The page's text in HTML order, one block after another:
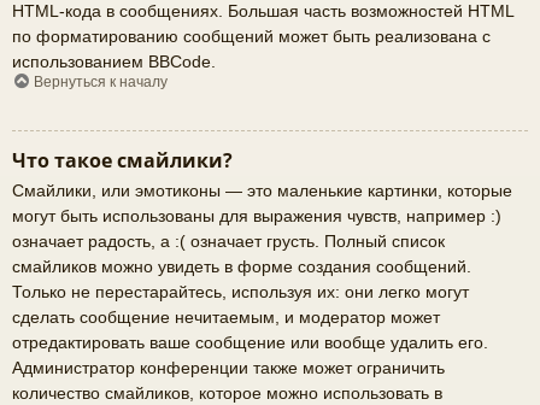
HTML-кода в сообщениях. Большая часть возможностей HTML
по форматированию сообщений может быть реализована с
использованием BBCode.
Вернуться к началу
Что такое смайлики?
Смайлики, или эмотиконы — это маленькие картинки, которые
могут быть использованы для выражения чувств, например :)
означает радость, а :( означает грусть. Полный список
смайликов можно увидеть в форме создания сообщений.
Только не перестарайтесь, используя их: они легко могут
сделать сообщение нечитаемым, и модератор может
отредактировать ваше сообщение или вообще удалить его.
Администратор конференции также может ограничить
количество смайликов, которое можно использовать в